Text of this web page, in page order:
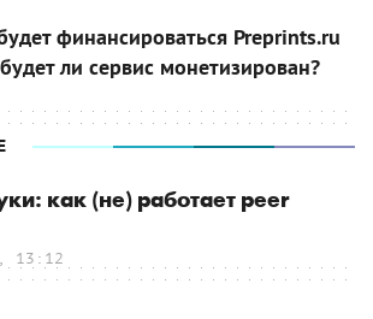
финансироваться Preprints.ru
ли сервис монетизирован?
как (не) работает peer
13:12